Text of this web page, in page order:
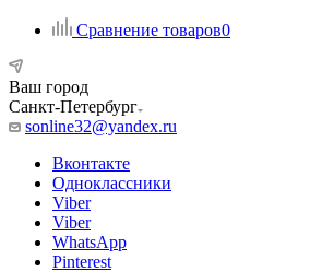
Сравнение товаров0
Ваш город
Санкт-Петербург
sonline32@yandex.ru
Вконтакте
Одноклассники
Viber
Viber
WhatsApp
Pinterest